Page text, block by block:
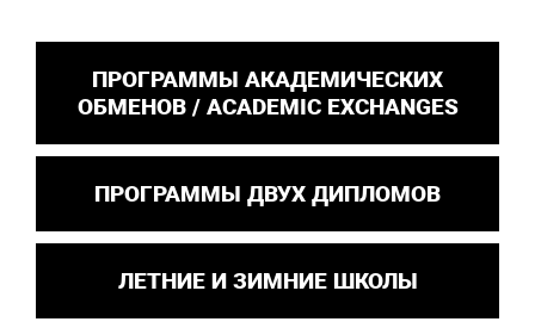
ПРОГРАММЫ АКАДЕМИЧЕСКИХ
ОБМЕНОВ / ACADEMIC EXCHANGES
ПРОГРАММЫ ДВУХ ДИПЛОМОВ
ЛЕТНИЕ И ЗИМНИЕ ШКОЛЫ